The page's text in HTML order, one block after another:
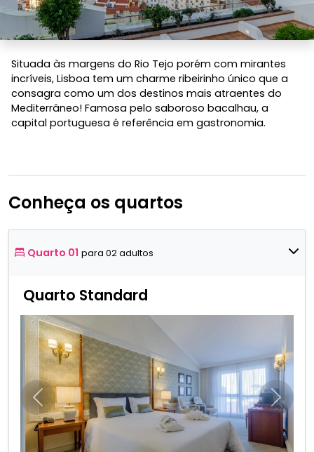
Situada às margens do Rio Tejo porém com mirantes
incríveis, Lisboa tem um charme ribeirinho único que a
consagra como um dos destinos mais atraentes do
Mediterrâneo! Famosa pelo saboroso bacalhau, a
capital portuguesa é referência em gastronomia.
Conheça os quartos
Quarto 01 para 02 adultos
Quarto Standard
Anterior